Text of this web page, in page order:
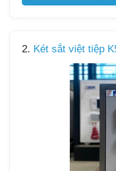
2. Két sắt việt tiệp